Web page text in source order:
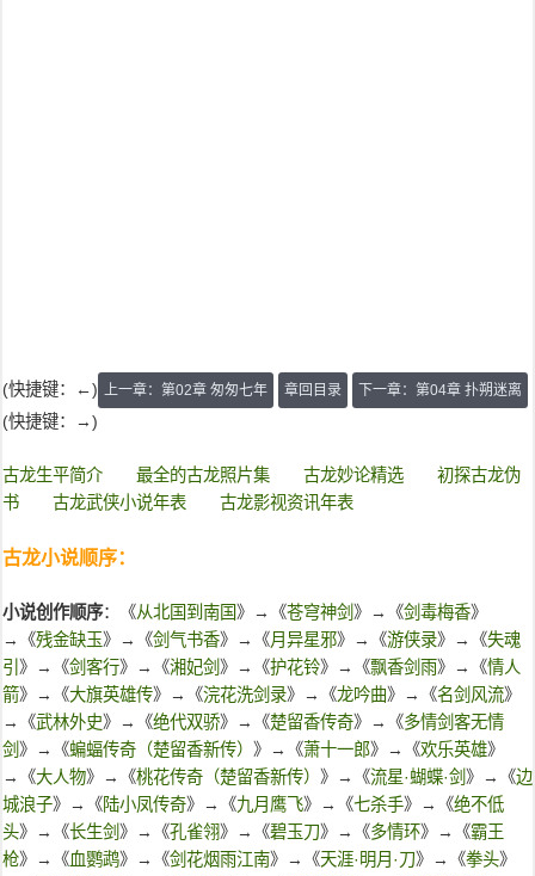
(快捷键：←) 上一章：第02章 匆匆七年 章回目录 下一章：第04章 扑朔迷离
(快捷键：→)
古龙生平简介 最全的古龙照片集 古龙妙论精选
初探古龙伪
书
古龙武侠小说年表 古龙影视资讯年表
古龙小说顺序：
小说创作顺序：《从北国到南国》→《苍穹神剑 》→《剑毒梅香》
→《残金缺玉》→《剑气书香》→《月异星邪》→《游侠录》→《失魂
引 》→《剑客行》→《湘妃剑 》→《护花铃》→《飘香剑雨》→《情人
箭》→《大旗英雄传》→《浣花洗剑录》→《龙吟曲》→《名剑风流》
→《武林外史》→《绝代双骄》→《楚留香传奇》→《多情剑客无情
剑 》→《蝙蝠传奇（楚留香新传） 》→《萧十一郎》→《欢乐英雄》
→《大人物》→《桃花传奇（楚留香新传） 》→《流星·蝴蝶·剑 》→《边
城浪子》→《陆小凤传奇》→《九月鹰飞》→《七杀手》→《绝不低
头》→《长生剑 》→《孔雀翎》→《碧玉刀》→《多情环》→《霸王
枪》→《血鹦鹉》→《剑花烟雨江南》→《天涯·明月·刀》→《拳头》